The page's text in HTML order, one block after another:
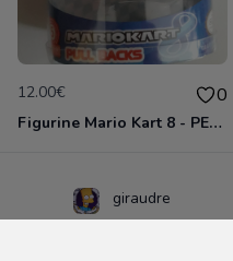
12.00€ 0
Figurine Mario Kart 8 - PEACH
giraudre